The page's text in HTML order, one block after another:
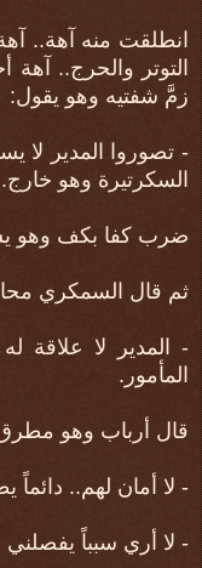
انطلقت منه آهة..
التوتر والحرج.. آهة
زمَّ شفتيه وهو يقول:
- تصوروا المدير لا
السكرتيرة وهو
ضرب كفا بكف وهو
ثم قال السمكري
- المدير لا علاقة
المأمور.
قال أرباب وهو
- لا أمان لهم..
- لا أري سبباً